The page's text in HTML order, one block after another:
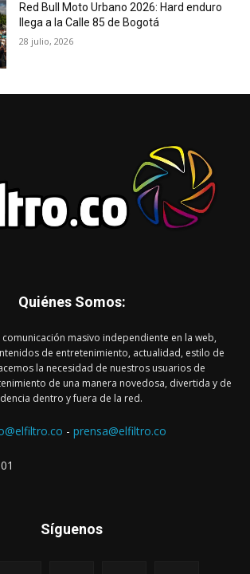
Red Bull Moto Urbano 2026: Hard enduro
llega a la Calle 85 de Bogotá
28 julio, 2026
Quiénes Somos:
masivo independiente en la web,
de entretenimiento, actualidad, estilo de
la necesidad de nuestros usuarios de
de una manera novedosa, divertida y de
dentro y fuera de la red.
- prensa@elfiltro.co
Síguenos